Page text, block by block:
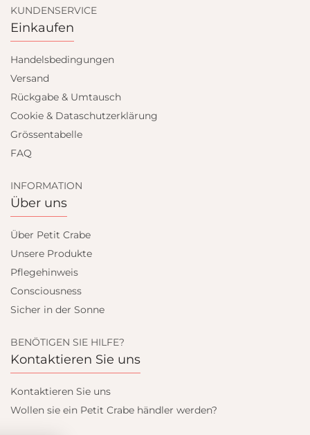
KUNDENSERVICE
Einkaufen
Handelsbedingungen
Versand
Rückgabe & Umtausch
Cookie & Dataschutzerklärung
Grössentabelle
FAQ
INFORMATION
Über uns
Über Petit Crabe
Unsere Produkte
Pflegehinweis
Consciousness
Sicher in der Sonne
BENÖTIGEN SIE HILFE?
Kontaktieren Sie uns
Kontaktieren Sie uns
Wollen sie ein Petit Crabe händler werden?